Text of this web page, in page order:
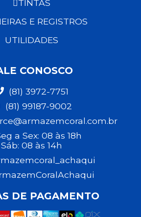
TINTAS
E REGISTROS
UTILIDADES
CONOSCO
(81) 3972-7751
(81) 99187-9002
a Sex: 08 às 18h
Sáb: 08 às 14h
DE PAGAMENTO